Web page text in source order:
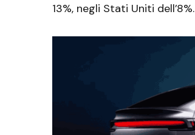
13%, negli Stati Uniti dell’8%.